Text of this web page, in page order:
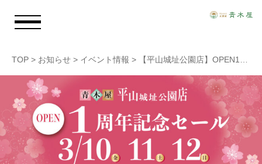
お知らせ
青木屋のおもい
商品情報
TOP > お知らせ > イベント情報 > 【平山城址公園店】OPEN1周年記念セール 3/10（金）・3/11（土）・3/12（日）